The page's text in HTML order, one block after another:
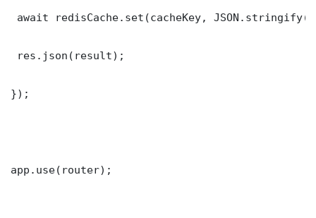
await redisCache.set(cacheKey,
res.json(result);
});
app.use(router);